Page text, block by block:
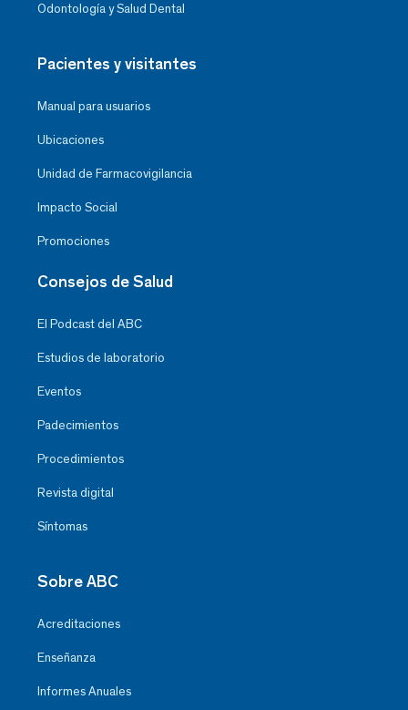
Odontología y Salud Dental
Pacientes y visitantes
Manual para usuarios
Ubicaciones
Unidad de Farmacovigilancia
Impacto Social
Promociones
Consejos de Salud
El Podcast del ABC
Estudios de laboratorio
Eventos
Padecimientos
Procedimientos
Revista digital
Síntomas
Sobre ABC
Acreditaciones
Enseñanza
Informes Anuales